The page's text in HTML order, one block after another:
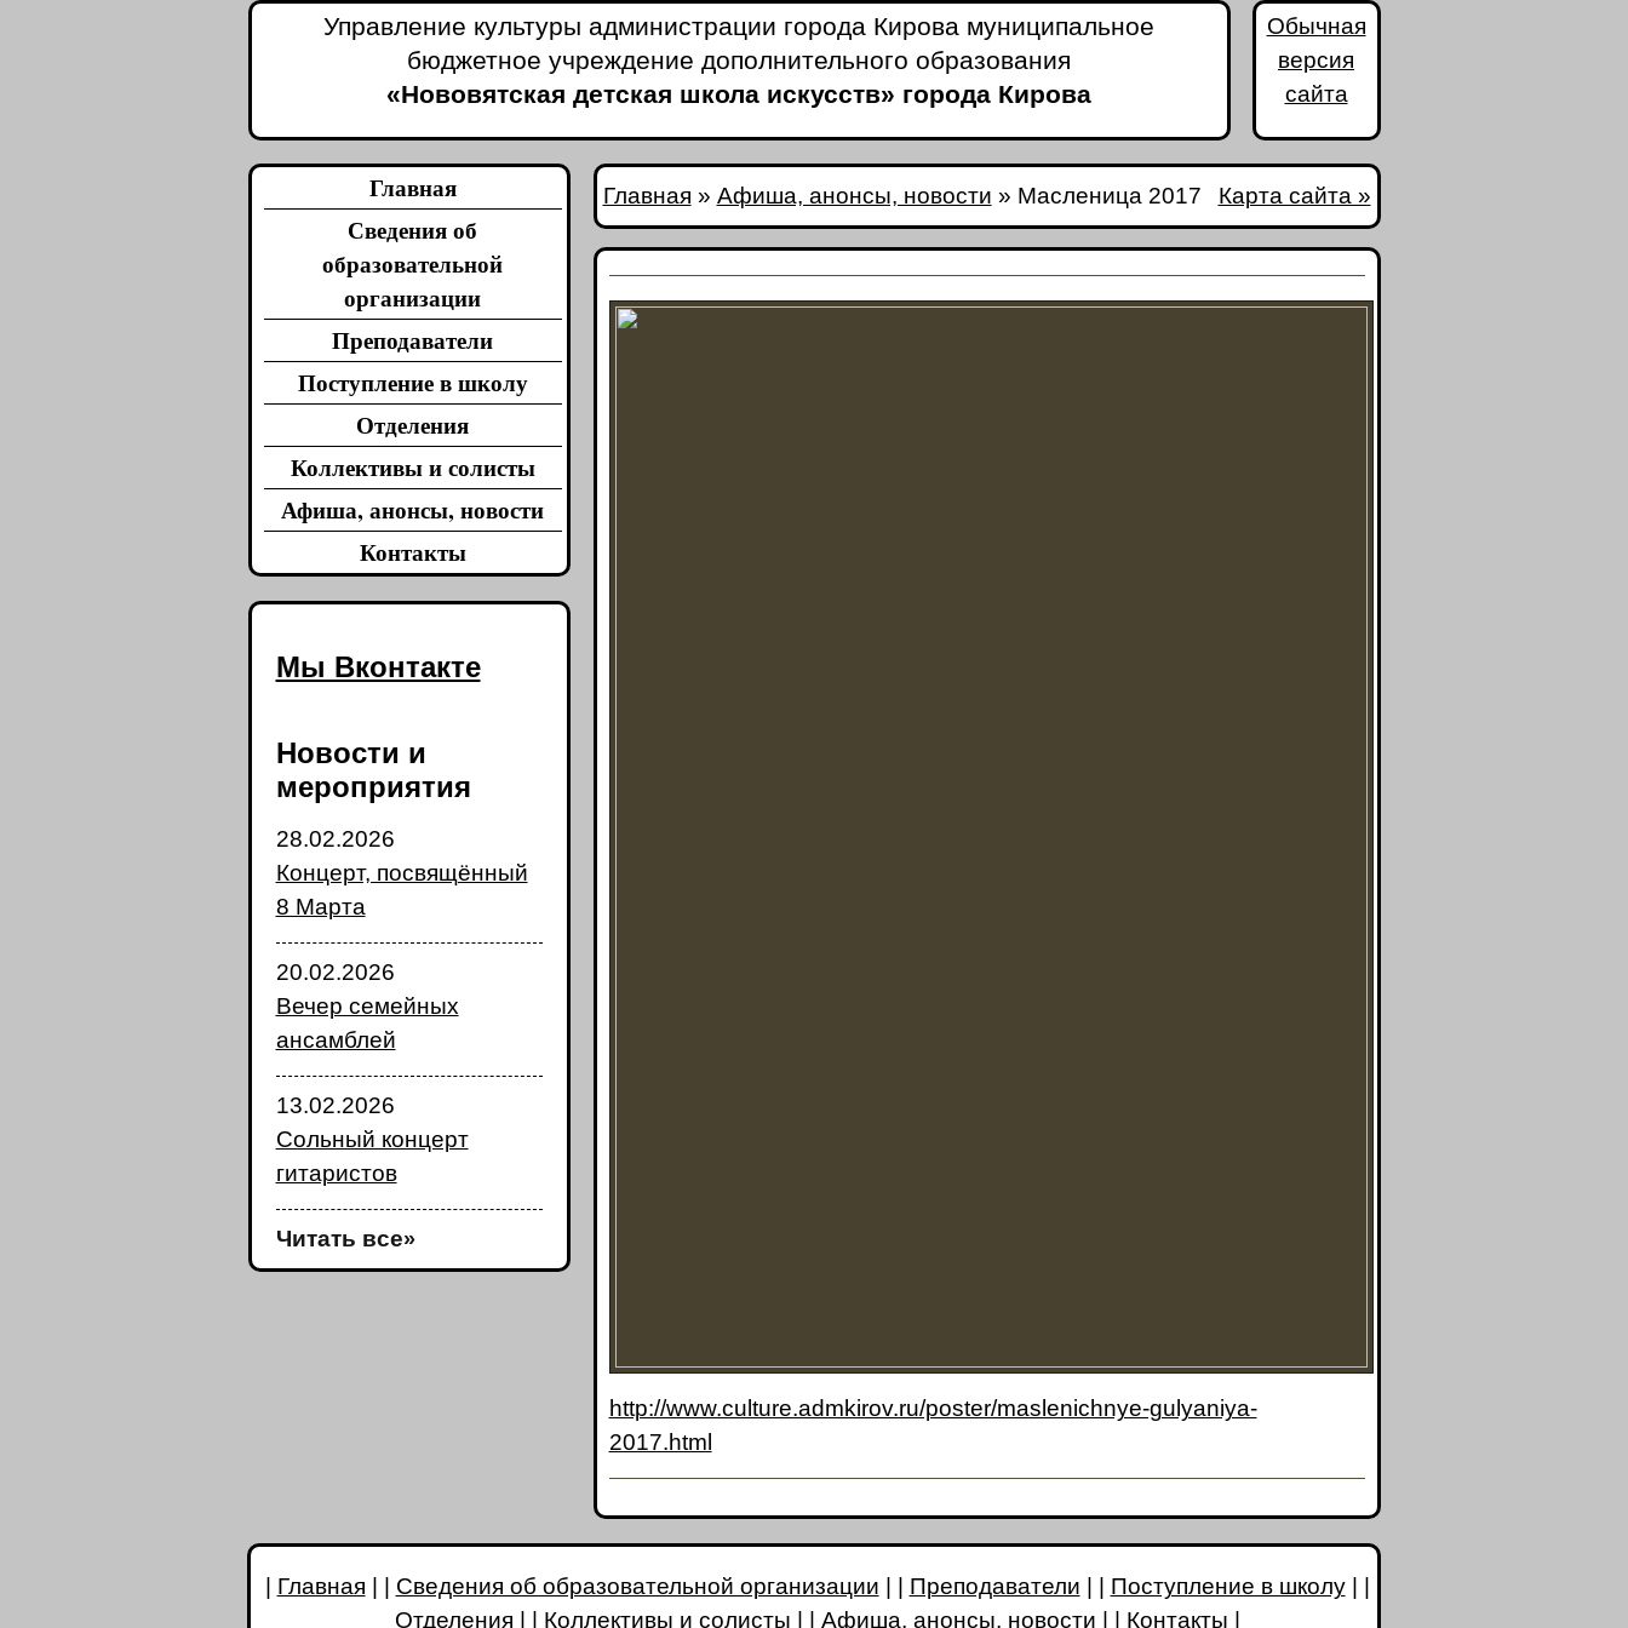
Главная
Сведения об
образовательной
организации
Преподаватели
Поступление в школу
Отделения
Коллективы и солисты
Афиша, анонсы, новости
Контакты
Мы Вконтакте
Новости и
мероприятия
28.02.2026
Концерт, посвящённый
8 Марта
20.02.2026
Вечер семейных
ансамблей
13.02.2026
Сольный концерт
гитаристов
Читать все»
Управление культуры администрации города Кирова муниципальное
бюджетное учреждение дополнительного образования
«Нововятская детская школа искусств» города Кирова
Обычная
версия
сайта
Карта сайта »
Главная » Афиша, анонсы, новости » Масленица 2017
http://www.culture.admkirov.ru/poster/maslenichnye-gulyaniya-
2017.html
| Главная | | Сведения об образовательной организации | | Преподаватели | | Поступление в школу| |
Отделения | | Коллективы и солисты | | Афиша, анонсы, новости | | Контакты |